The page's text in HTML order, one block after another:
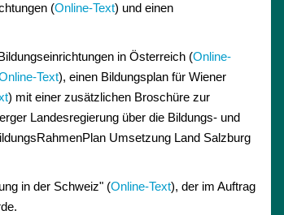
(Online-Text) und einen
in Österreich (Online-
Text), einen Bildungsplan für Wiener
) mit einer zusätzlichen Broschüre zur
Landesregierung über die Bildungs- und
Umsetzung Land Salzburg
in der Schweiz" (Online-Text), der im Auftrag